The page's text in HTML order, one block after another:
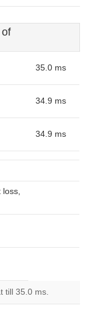
35.0 ms
34.9 ms
34.9 ms
loss,
till 35.0 ms.